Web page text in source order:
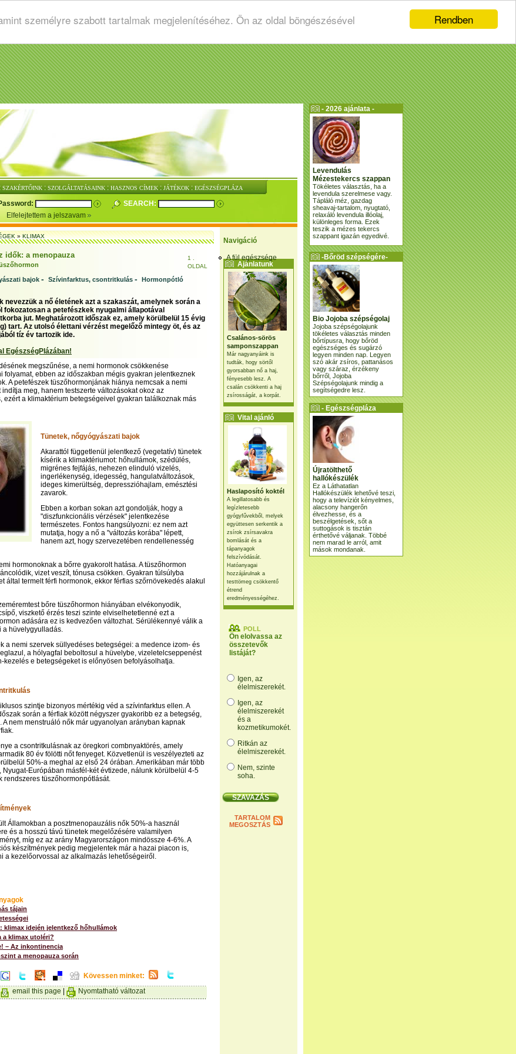
Rendben
személyre szabott tartalmak megjelenítéséhez. Ön az oldal böngészésével
: SZAKÉRTŐINK : SZOLGÁLTATÁSAINK : HASZNOS CÍMEK : JÁTÉKOK : EGÉSZSÉGPLÁZA
SEARCH:
Elfelejtettem a jelszavam
Navigáció
A fül egészsége
Ajánlatunk
Csalános-sörös
samponszappan
Már nagyanyáink is
tudták, hogy sörtől
gyorsabban nő a haj,
fényesebb lesz. A
csalán csökkenti a haj
zsírosságát, a korpát.
Vital ajánló
Haslaposító koktél
A legillatosabb és
legízletesebb
gyógyfűvekből, melyek
együttesen serkentik a
zsírok zsírsavakra
bomlását és a
tápanyagok
felszívódását.
Hatóanyagai
hozzájárulnak a
testtömeg csökkentő
étrend
eredményességéhez.
POLL
Ön elolvassa az
összetevők
listáját?
Igen, az
élelmiszerekét.
Igen, az
élelmiszerekét
és a
kozmetikumokét.
Ritkán az
élelmiszerekét.
Nem, szinte
soha.
TARTALOM
MEGOSZTÁS
»KLIMAX
idők: a menopauza
1 .
OLDAL
bajok - Szívinfarktus, csontritkulás - Hormonpótló
nevezzük a nő életének azt a szakaszát, amelynek során a
fokozatosan a petefészkek nyugalmi állapotával
jut. Meghatározott időszak ez, amely körülbelül 15 évig
tart. Az utolsó élettani vérzést megelőző mintegy öt, és az
tíz év tartozik ide.
EgészségPlázában!
megszűnése, a nemi hormonok csökkenése
folyamat, ebben az időszakban mégis gyakran jelentkeznek
A petefészek tüszőhormonjának hiánya nemcsak a nemi
meg, hanem testszerte változásokat okoz az
ezért a klimaktérium betegségeivel gyakran találkoznak más
Tünetek, nőgyógyászati bajok
Akarattól függetlenül jelentkező (vegetatív) tünetek
kísérik a klimaktériumot: hőhullámok, szédülés,
migrénes fejfájás, nehezen elinduló vizelés,
ingerlékenység, idegesség, hangulatváltozások,
ideges kimerültség, depresszióhajlam, emésztési
zavarok.
Ebben a korban sokan azt gondolják, hogy a
"diszfunkcionális vérzések" jelentkezése
természetes. Fontos hangsúlyozni: ez nem azt
mutatja, hogy a nő a "változás korába" lépett,
hanem azt, hogy szervezetében rendellenesség
hormonoknak a bőrre gyakorolt hatása. A tüszőhormon
vizet veszít, tónusa csökken. Gyakran túlsúlyba
által termelt férfi hormonok, ekkor férfias szőrnövekedés alakul
bőre tüszőhormon hiányában elvékonyodik,
viszkető érzés teszi szinte elviselhetetlenné ezt a
adására ez is kedvezően változhat. Sérülékennyé válik a
a hüvelygyulladás.
a nemi szervek süllyedéses betegségei: a medence izom- és
a hólyagfal beboltosul a hüvelybe, vizeletelcseppenést
kezelés e betegségeket is előnyösen befolyásolhatja.
szintje bizonyos mértékig véd a szívinfarktus ellen. A
során a férfiak között négyszer gyakoribb ez a betegség,
A nem menstruáló nők már ugyanolyan arányban kapnak
a csontritkulásnak az öregkori combnyaktörés, amely
80 év fölötti nőt fenyeget. Közvetlenül is veszélyezteti az
50%-a meghal az első 24 órában. Amerikában már több
Nyugat-Európában másfél-két évtizede, nálunk körülbelül 4-5
rendszeres tüszőhormonpótlását.
Államokban a posztmenopauzális nők 50%-a használ
és a hosszú távú tünetek megelőzésére valamilyen
míg ez az arány Magyarországon mindössze 4-6%. A
készítmények pedig megjelentek már a hazai piacon is,
a kezelőorvossal az alkalmazás lehetőségeiről.
tájain
klimax idején jelentkező hőhullámok
a klimax utoléri?
– Az inkontinencia
a menopauza során
Kövessen minket:
email this page
Nyomtatható változat
- 2026 ajánlata -
Levendulás
Mézestekercs szappan
Tökéletes választás, ha a
levendula szerelmese vagy.
Tápláló méz, gazdag
sheavaj-tartalom, nyugtató,
relaxáló levendula illóolaj,
különleges forma. Ezek
teszik a mézes tekercs
szappant igazán egyedivé.
-Bőröd szépségére-
Bio Jojoba szépségolaj
Jojoba szépségolajunk
tökéletes választás minden
bőrtípusra, hogy bőröd
egészséges és sugárzó
legyen minden nap. Legyen
szó akár zsíros, pattanásos
vagy száraz, érzékeny
bőrről, Jojoba
Szépségolajunk mindig a
segítségedre lesz.
- Egészségpláza
ajánlatunk -
Újratölthető
hallókészülék
Ez a Láthatatlan
Hallókészülék lehetővé teszi,
hogy a televíziót kényelmes,
alacsony hangerőn
élvezhesse, és a
beszélgetések, sőt a
suttogások is tisztán
érthetővé váljanak. Többé
nem marad le arról, amit
mások mondanak.